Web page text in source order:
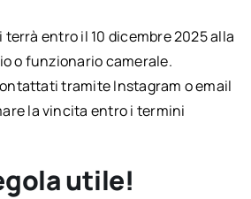
terrà entro il 10 dicembre 2025 alla
o funzionario camerale.
tramite Instagram o email
la vincita entro i termini
utile!